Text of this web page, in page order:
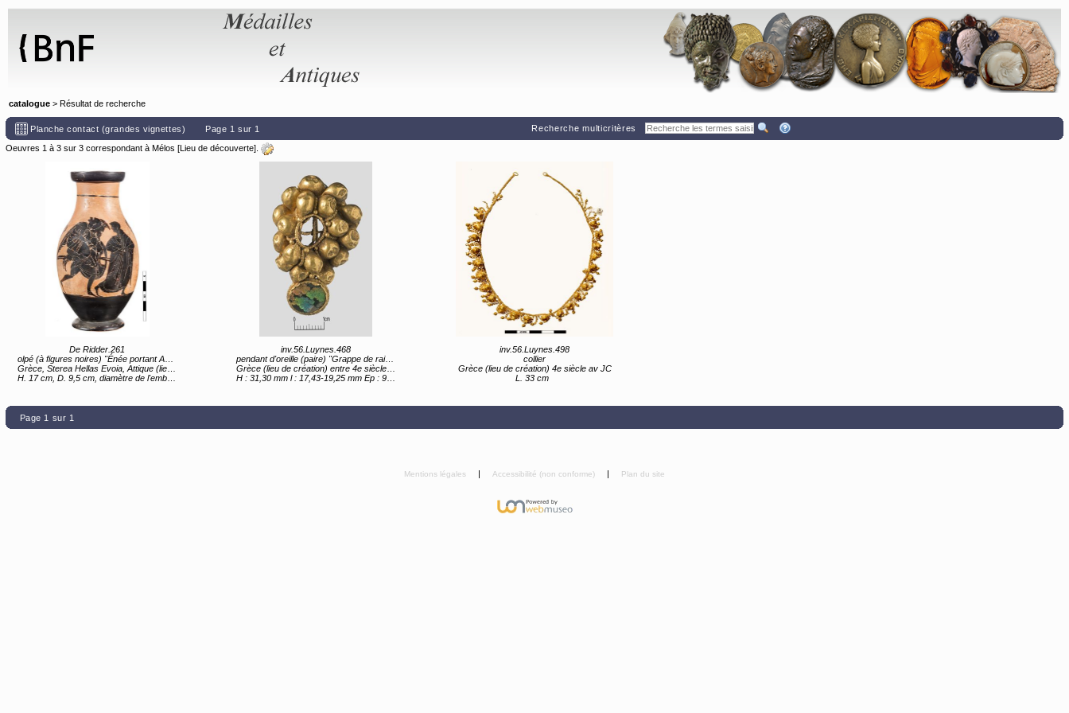
catalogue > Résultat de recherche
Planche contact (grandes vignettes) Page 1 sur 1 Recherche multicritères
Oeuvres 1 à 3 sur 3 correspondant à Mélos [Lieu de découverte].
De Ridder.261
olpé (à figures noires) "Énée portant Anchise" (titre d'usage)
Grèce, Sterea Hellas Evoia, Attique (lieu de création) 2e moitié 6e siècle av JC
H. 17 cm, D. 9,5 cm, diamètre de l'embouchure 5,9 cm, diamètre du pied 5,8 cm
inv.56.Luynes.468
pendant d'oreille (paire) "Grappe de raisin"
Grèce (lieu de création) entre 4e siècle av JC et 2e siècle av JC
H : 31,30 mm l : 17,43-19,25 mm Ep : 9,02-10,10 mm
inv.56.Luynes.498
collier
Grèce (lieu de création) 4e siècle av JC
L. 33 cm
Page 1 sur 1
Mentions légales Accessibilité (non conforme) Plan du site